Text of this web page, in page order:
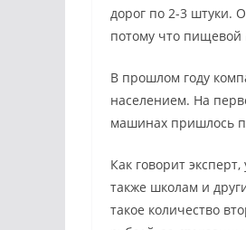
дорог по 2-3 штуки.
потому что
В прошлом году
населением. На
машинах пришлось
Как говорит
также школам и
такое количество